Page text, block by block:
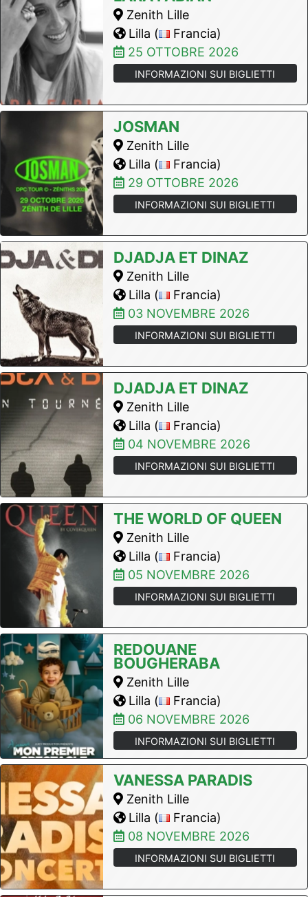
Zenith Lille
Lilla (
Francia)
25 OTTOBRE 2026
INFORMAZIONI SUI BIGLIETTI
JOSMAN
Zenith Lille
Lilla (
Francia)
29 OTTOBRE 2026
INFORMAZIONI SUI BIGLIETTI
DJADJA ET DINAZ
Zenith Lille
Lilla (
Francia)
03 NOVEMBRE 2026
INFORMAZIONI SUI BIGLIETTI
DJADJA ET DINAZ
Zenith Lille
Lilla (
Francia)
04 NOVEMBRE 2026
INFORMAZIONI SUI BIGLIETTI
THE WORLD OF QUEEN
Zenith Lille
Lilla (
Francia)
05 NOVEMBRE 2026
INFORMAZIONI SUI BIGLIETTI
REDOUANE
BOUGHERABA
Zenith Lille
Lilla (
Francia)
06 NOVEMBRE 2026
INFORMAZIONI SUI BIGLIETTI
VANESSA PARADIS
Zenith Lille
Lilla (
Francia)
08 NOVEMBRE 2026
INFORMAZIONI SUI BIGLIETTI